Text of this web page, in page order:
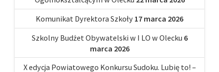
Komunikat Dyrektora Szkoły 17 marca 2026
Szkolny Budżet Obywatelski w I LO w Olecku 6
marca 2026
X edycja Powiatowego Konkursu Sudoku. Lubię to! –